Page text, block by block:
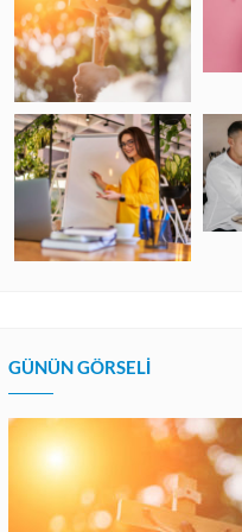
GÜNÜN GÖRSELI